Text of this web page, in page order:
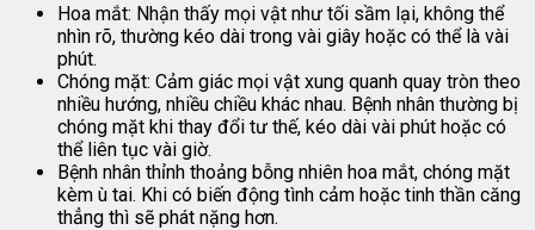
Hoa mắt: Nhận thấy mọi vật như tối sầm lại, không thể
nhìn rõ, thường kéo dài trong vài giây hoặc có thể là vài
phút.
Chóng mặt: Cảm giác mọi vật xung quanh quay tròn theo
nhiều hướng, nhiều chiều khác nhau. Bệnh nhân thường bị
chóng mặt khi thay đổi tư thế, kéo dài vài phút hoặc có
thể liên tục vài giờ.
Bệnh nhân thỉnh thoảng bỗng nhiên hoa mắt, chóng mặt
kèm ù tai. Khi có biến động tình cảm hoặc tinh thần căng
thẳng thì sẽ phát nặng hơn.